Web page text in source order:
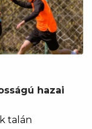
hazai
talán